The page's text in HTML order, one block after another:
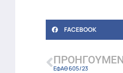
FACEBOOK
ΕφΑθ 605/23